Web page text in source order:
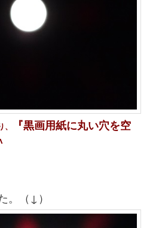
『黒画用紙に丸い穴を空
。（↓）